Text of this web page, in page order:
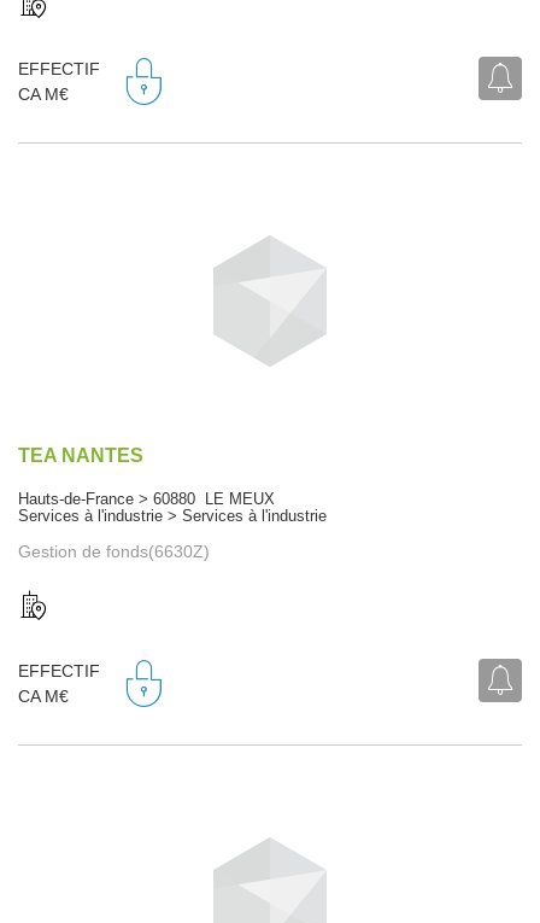
EFFECTIF
CA M€
TEA NANTES
Hauts-de-France > 60880 LE MEUX
Services à l'industrie > Services à l'industrie
Gestion de fonds(6630Z)
EFFECTIF
CA M€